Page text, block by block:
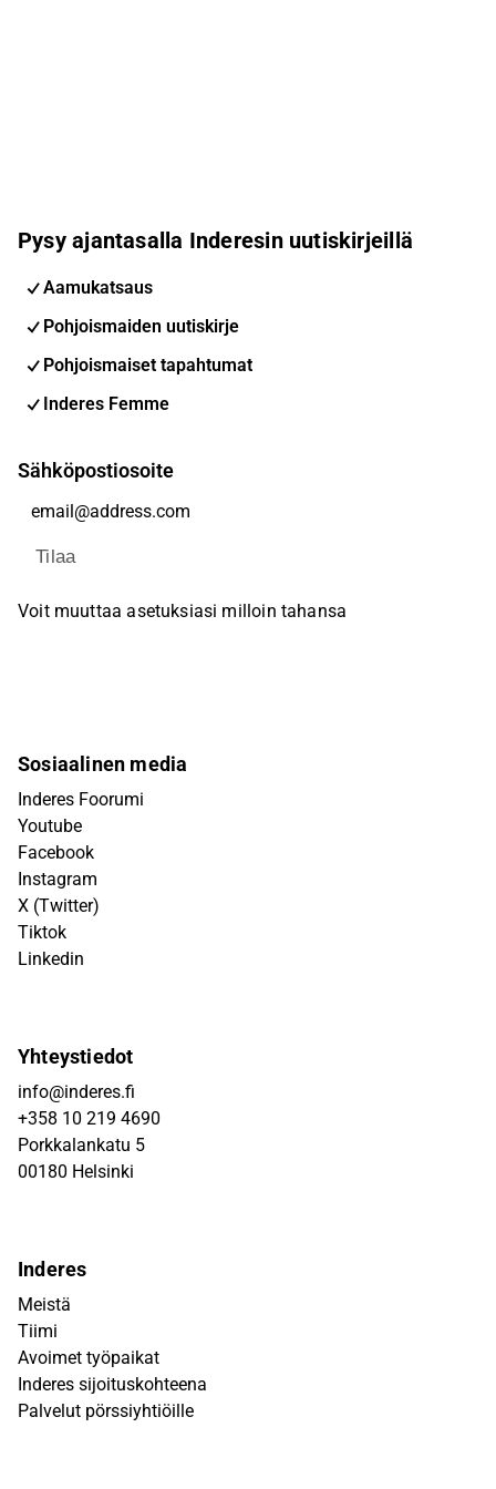
Pysy ajantasalla Inderesin uutiskirjeillä
Aamukatsaus
Pohjoismaiden uutiskirje
Pohjoismaiset tapahtumat
Inderes Femme
Sähköpostiosoite
Tilaa
Voit muuttaa asetuksiasi milloin tahansa
Sosiaalinen media
Inderes Foorumi
Youtube
Facebook
Instagram
X (Twitter)
Tiktok
Linkedin
Yhteystiedot
info@inderes.fi
+358 10 219 4690
Porkkalankatu 5
00180 Helsinki
Inderes
Meistä
Tiimi
Avoimet työpaikat
Inderes sijoituskohteena
Palvelut pörssiyhtiöille